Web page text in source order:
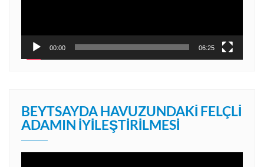
00:00 06:25
BEYTSAYDA HAVUZUNDAKI FELÇLI
ADAMIN İYILEŞTIRILMESI